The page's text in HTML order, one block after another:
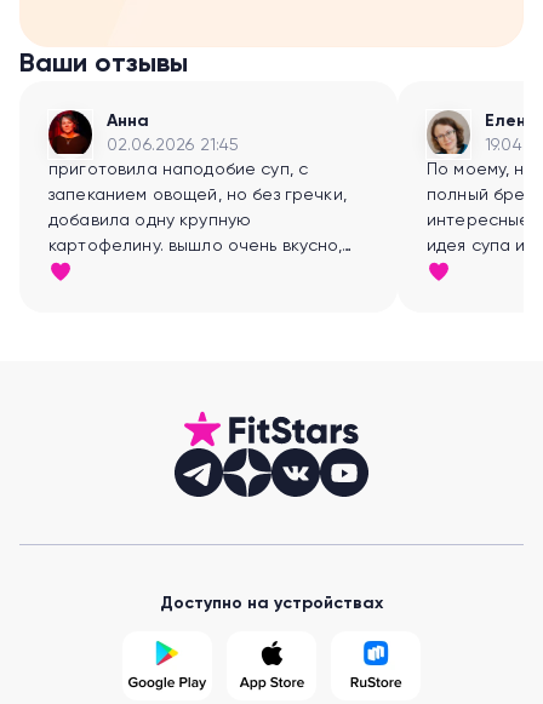
Ваши отзывы
Анна
02.06.2026 21:45
приготовила наподобие суп, с
запеканием овощей, но без гречки,
добавила одну крупную
картофелину. вышло очень вкусно,
действительно, есть ощущение, что
Елена
По моему,
полный
интересные,
идея супа из
Доступно на устройствах